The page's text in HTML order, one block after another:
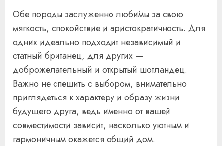
Обе породы заслуженно люби́мы за свою
мягкость, спокойствие и аристократичность. Для
одних идеально подходит независимый и
статный британец, для других —
доброжелательный и открытый шотландец.
Важно не спешить с выбором, внимательно
приглядеться к характеру и образу жизни
будущего друга, ведь именно от вашей
совместимости зависит, насколько уютным и
гармоничным окажется общий дом.